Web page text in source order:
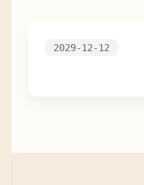
2029-12-12